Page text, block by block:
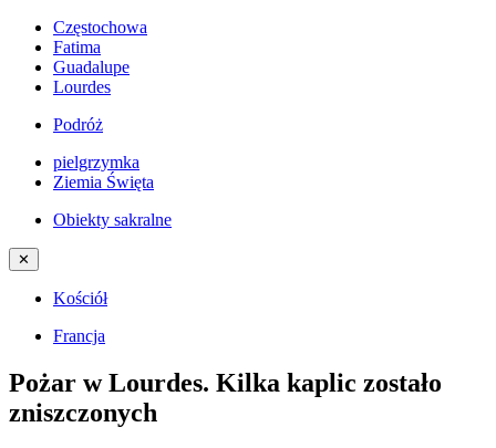
Częstochowa
Fatima
Guadalupe
Lourdes
Podróż
pielgrzymka
Ziemia Święta
Obiekty sakralne
✕
Kościół
Francja
Pożar w Lourdes. Kilka kaplic zostało
zniszczonych